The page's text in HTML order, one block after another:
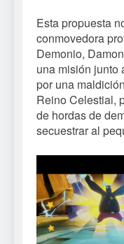
Esta propuesta
conmovedora
Demonio,
una misión junto
por una
Reino Celestial,
de hordas de
secuestrar al